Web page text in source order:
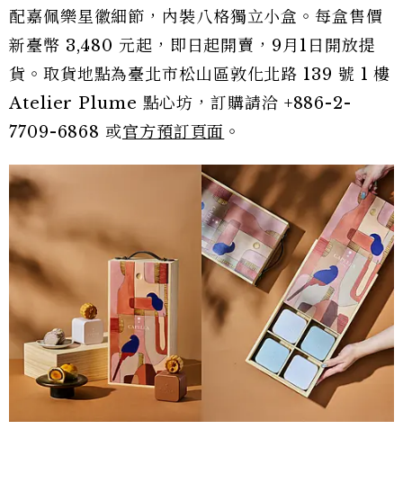
配嘉佩樂星徽細節，內裝八格獨立小盒。每盒售價
新臺幣 3,480 元起，即日起開賣，9月1日開放提
貨。取貨地點為臺北市松山區敦化北路 139 號 1 樓
Atelier Plume 點心坊，訂購請洽 +886-2-
7709-6868 或官方預訂頁面 。